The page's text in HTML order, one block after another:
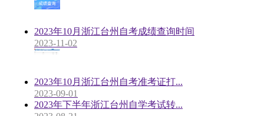
2023年10月浙江台州自考成绩查询时间
2023-11-02
2023年10月浙江台州自考准考证打...
2023-09-01
2023年下半年浙江台州自学考试转...